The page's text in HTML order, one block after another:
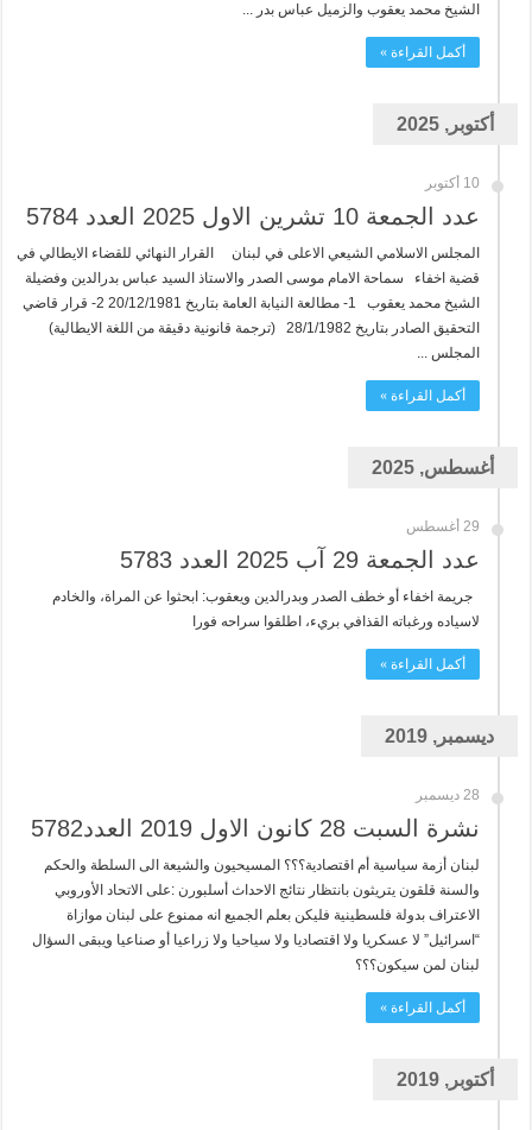
الشيخ محمد يعقوب والزميل عباس بدر ...
أكمل القراءة »
أكتوبر, 2025
10 أكتوبر
عدد الجمعة 10 تشرين الاول 2025 العدد 5784
المجلس الاسلامي الشيعي الاعلى في لبنان القرار النهائي للقضاء الايطالي في
قضية اخفاء سماحة الامام موسى الصدر والاستاذ السيد عباس بدرالدين وفضيلة
الشيخ محمد يعقوب 1- مطالعة النيابة العامة بتاريخ 20/12/1981 2- قرار قاضي
التحقيق الصادر بتاريخ 28/1/1982 (ترجمة قانونية دقيقة من اللغة الايطالية)
المجلس ...
أكمل القراءة »
أغسطس, 2025
29 أغسطس
عدد الجمعة 29 آب 2025 العدد 5783
جريمة اخفاء أو خطف الصدر وبدرالدين ويعقوب: ابحثوا عن المراة، والخادم
لاسياده ورغباته القذافي بريء، اطلقوا سراحه فورا
أكمل القراءة »
ديسمبر, 2019
28 ديسمبر
نشرة السبت 28 كانون الاول 2019 العدد5782
لبنان أزمة سياسية أم اقتصادية؟؟؟ المسيحيون والشيعة الى السلطة والحكم
والسنة قلقون يتريثون بانتظار نتائج الاحداث أسلبورن :على الاتحاد الأوروبي
الاعتراف بدولة فلسطينية فليكن بعلم الجميع انه ممنوع على لبنان موازاة
“اسرائيل” لا عسكريا ولا اقتصاديا ولا سياحيا ولا زراعيا أو صناعيا ويبقى السؤال
لبنان لمن سيكون؟؟؟
أكمل القراءة »
أكتوبر, 2019